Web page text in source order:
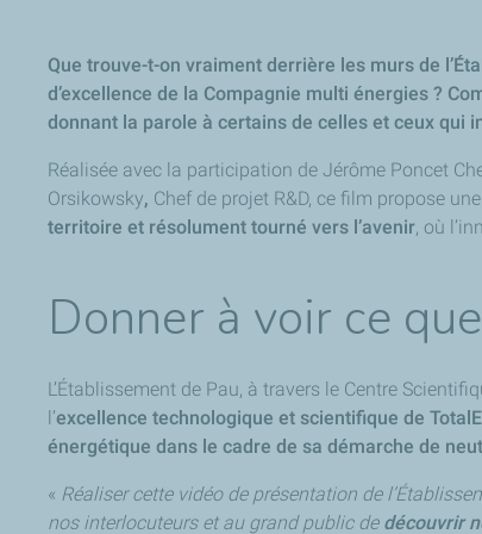
Que trouve-t-on vraiment derrière les murs de
d’excellence de la Compagnie multi énergies ?
donnant la parole à certains de celles et ceux qui
Réalisée avec la participation de Jérôme Poncet
Orsikowsky, Chef de projet R&D, ce film propose une
territoire et résolument tourné vers l’avenir, où
Donner à voir ce
L’Établissement de Pau, à travers le Centre
l’excellence technologique et scientifique de
énergétique dans le cadre de sa démarche de
« Réaliser cette vidéo de présentation de
nos interlocuteurs et au grand public de découvrir